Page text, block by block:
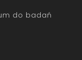
do badań